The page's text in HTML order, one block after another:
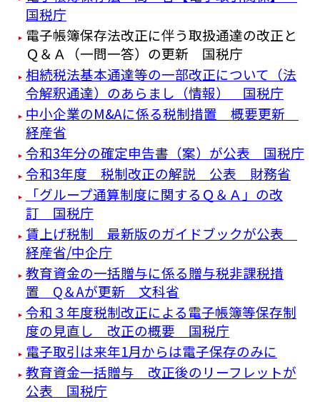
国税庁
電子帳簿保存法改正に伴う取扱通達の改正と
Ｑ＆Ａ（一問一答）の更新 国税庁
相続税法基本通達等の一部改正について（法
令解釈通達）のあらまし（情報） 国税庁
中小企業のM&Aに係る税制措置 概要更新
経産省
令和3年分の確定申告書（案）が公表 国税庁
令和3年度 税制改正の解説 公表 財務省
「グループ通算制度に関するＱ＆Ａ」の改
訂 国税庁
賃上げ税制 最新版のガイドブックが公表
経産省/中企庁
教育資金の一括贈与に係る贈与税非課税措
置 Q＆Aが更新 文科省
令和３年度税制改正による電子帳簿等保存制
度の見直し 改正の概要 国税庁
電子取引は来年1月からは電子保存のみに
教育資金一括贈与 改正後のリーフレットが
公表 国税庁